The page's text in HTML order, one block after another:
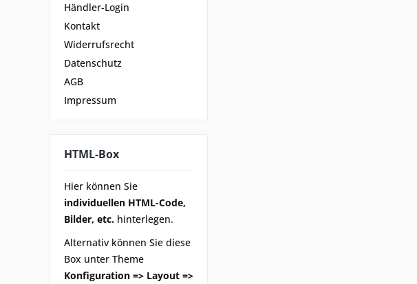
Händler-Login
Kontakt
Widerrufsrecht
Datenschutz
AGB
Impressum
HTML-Box
Hier können Sie
individuellen HTML-Code,
Bilder, etc. hinterlegen.
Alternativ können Sie diese
Box unter Theme
Konfiguration => Layout =>